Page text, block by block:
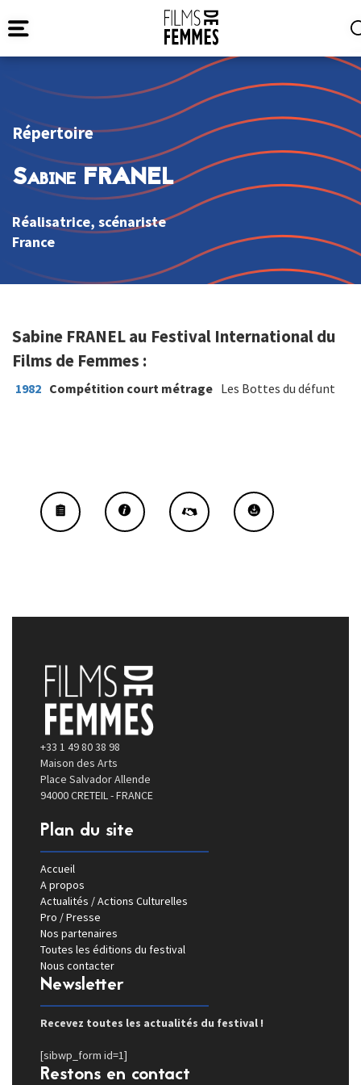
Répertoire
Sabine FRANEL
Réalisatrice, scénariste
France
Sabine FRANEL au Festival International du
Films de Femmes :
1982 Compétition court métrage Les Bottes du défunt
+33 1 49 80 38 98
Maison des Arts
Place Salvador Allende
94000 CRETEIL - FRANCE
Plan du site
Accueil
A propos
Actualités / Actions Culturelles
Pro / Presse
Nos partenaires
Toutes les éditions du festival
Nous contacter
Newsletter
Recevez toutes les actualités du festival !
[sibwp_form id=1]
Restons en contact